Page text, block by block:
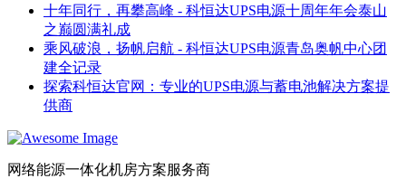
十年同行，再攀高峰 - 科恒达UPS电源十周年年会泰山
之巅圆满礼成
乘风破浪，扬帆启航 - 科恒达UPS电源青岛奥帆中心团
建全记录
探索科恒达官网：专业的UPS电源与蓄电池解决方案提
供商
网络能源一体化机房方案服务商